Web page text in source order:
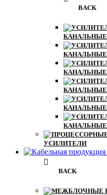
BACK
КАНАЛЬНЫЕ
КАНАЛЬНЫЕ
КАНАЛЬНЫЕ
КАНАЛЬНЫЕ
КАНАЛЬНЫЕ
КАНАЛЬНЫЕ
УСИЛИТЕЛИ
BACK